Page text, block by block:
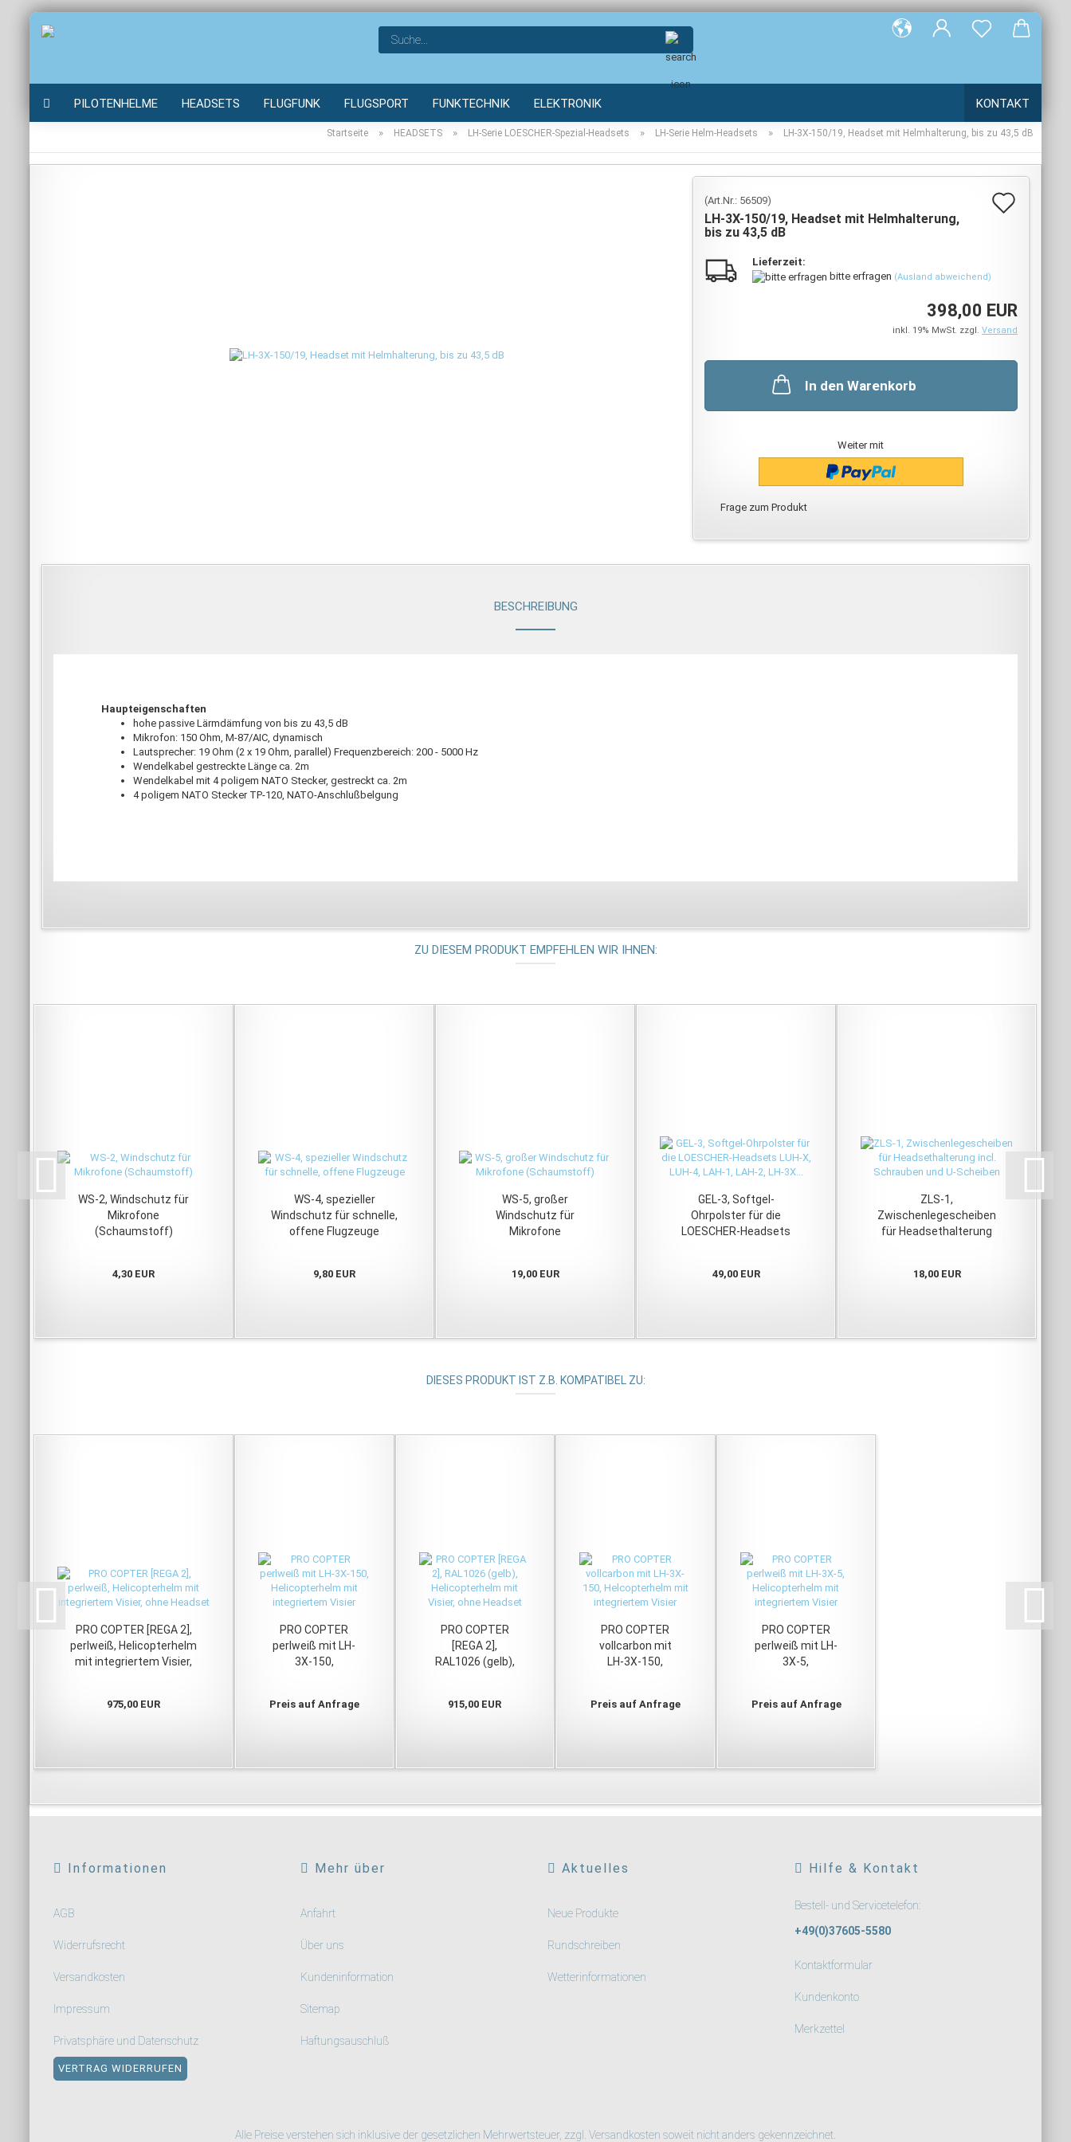
Suche...
PILOTENHELME HEADSETS FLUGFUNK FLUGSPORT FUNKTECHNIK ELEKTRONIK KONTAKT
Startseite » HEADSETS » LH-Serie LOESCHER-Spezial-Headsets » LH-Serie Helm-Headsets » LH-3X-150/19, Headset mit Helmhalterung, bis zu 43,5 dB
(Art.Nr.: 56509)
LH-3X-150/19, Headset mit Helmhalterung,
bis zu 43,5 dB
Lieferzeit:
bitte erfragen (Ausland abweichend)
398,00 EUR
inkl. 19% MwSt. zzgl. Versand
In den Warenkorb
Weiter mit
Frage zum Produkt
BESCHREIBUNG
Haupteigenschaften
hohe passive Lärmdämfung von bis zu 43,5 dB
Mikrofon: 150 Ohm, M-87/AIC, dynamisch
Lautsprecher: 19 Ohm (2 x 19 Ohm, parallel) Frequenzbereich: 200 - 5000 Hz
Wendelkabel gestreckte Länge ca. 2m
Wendelkabel mit 4 poligem NATO Stecker, gestreckt ca. 2m
4 poligem NATO Stecker TP-120, NATO-Anschlußbelgung
ZU DIESEM PRODUKT EMPFEHLEN WIR IHNEN:
WS-2, Windschutz für
Mikrofone
(Schaumstoff)
4,30 EUR
WS-4, spezieller
Windschutz für schnelle,
offene Flugzeuge
9,80 EUR
WS-5, großer
Windschutz für
Mikrofone
19,00 EUR
GEL-3, Softgel-
Ohrpolster für die
LOESCHER-Headsets
49,00 EUR
ZLS-1,
Zwischenlegescheiben
für Headsethalterung
18,00 EUR
DIESES PRODUKT IST Z.B. KOMPATIBEL ZU:
PRO COPTER [REGA 2],
perlweiß, Helicopterhelm
mit integriertem Visier,
975,00 EUR
PRO COPTER
perlweiß mit LH-
3X-150,
Visier
Preis auf Anfrage
PRO COPTER
[REGA 2],
RAL1026 (gelb),
Headset
915,00 EUR
PRO COPTER
vollcarbon mit
LH-3X-150,
Visier
Preis auf Anfrage
PRO COPTER
perlweiß mit LH-
3X-5,
Visier
Preis auf Anfrage
Informationen
AGB
Widerrufsrecht
Versandkosten
Impressum
Privatsphäre und Datenschutz
VERTRAG WIDERRUFEN
Mehr über
Anfahrt
Über uns
Kundeninformation
Sitemap
Haftungsauschluß
Aktuelles
Neue Produkte
Rundschreiben
Wetterinformationen
Hilfe & Kontakt
Bestell- und Servicetelefon:
+49(0)37605-5580
Kontaktformular
Kundenkonto
Merkzettel
Alle Preise verstehen sich inklusive der gesetzlichen Mehrwertsteuer, zzgl. Versandkosten soweit nicht anders gekennzeichnet.